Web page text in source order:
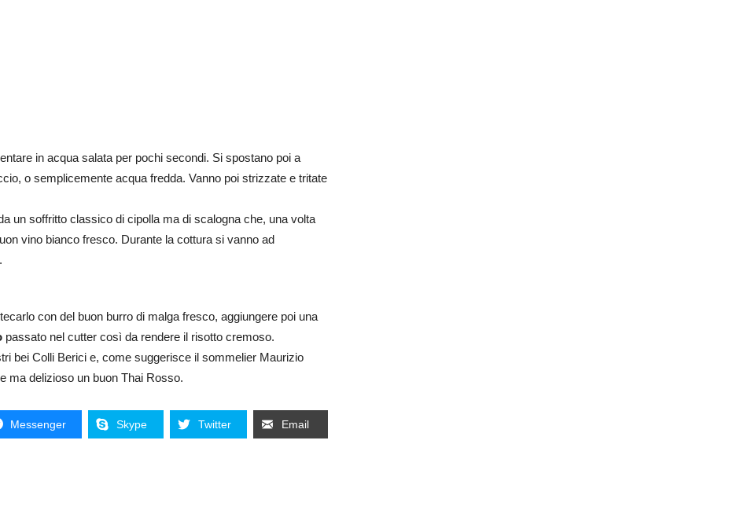
in acqua salata per pochi secondi. Si spostano poi a
o semplicemente acqua fredda. Vanno poi strizzate e tritate
un soffritto classico di cipolla ma di scalogna che, una volta
vino bianco fresco. Durante la cottura si vanno ad
con del buon burro di malga fresco, aggiungere poi una
passato nel cutter così da rendere il risotto cremoso.
bei Colli Berici e, come suggerisce il sommelier Maurizio
ma delizioso un buon Thai Rosso.
Messenger Skype Twitter Email